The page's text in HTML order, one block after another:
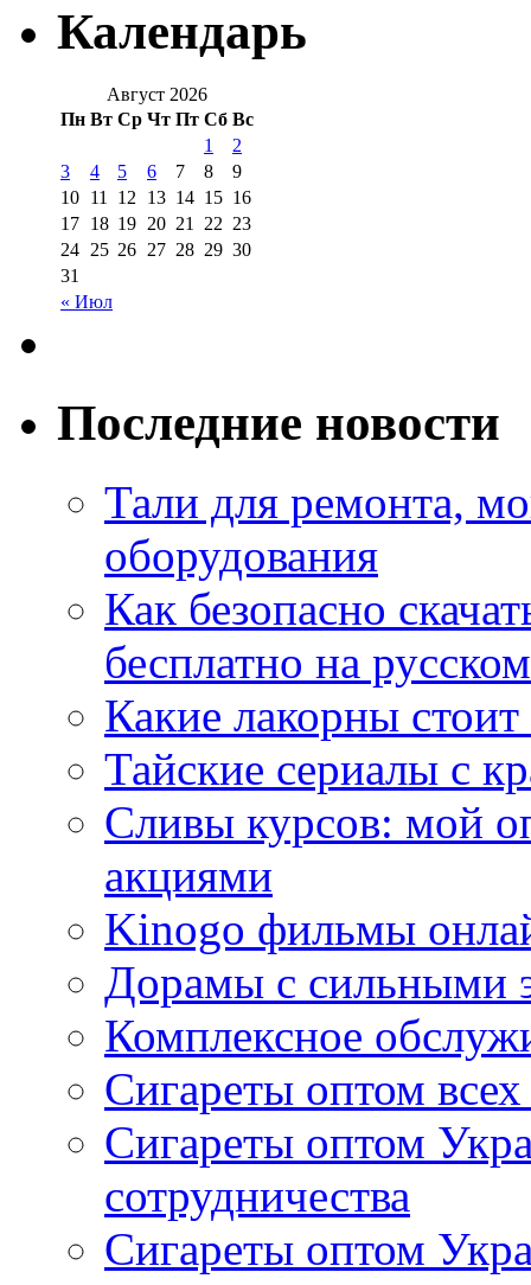
Календарь
Август 2026
Пн Вт Ср Чт Пт Сб Вс
« Июл
1
2
3
4 5 6 7 8
9
10 11 12 13 14 15 16
17 18 19 20 21 22 23
24 25 26 27 28 29 30
31
Последние новости
Тали для ремонта,
оборудования
Как безопасно
бесплатно на
Какие лакорны
Тайские сериалы с
Сливы курсов: мой
акциями
Kinogo фильмы
Дорамы с сильными
Комплексное
Сигареты оптом
Сигареты оптом
сотрудничества
Сигареты оптом